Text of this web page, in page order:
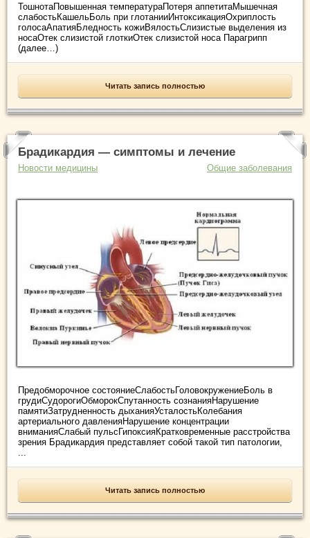
ТошнотаПовышенная температураПотеря аппетитаМышечная
слабостьКашельБоль при глотанииИнтоксикацияОхриплость
голосаАпатияБледность кожиВялостьСлизистые выделения из
носаОтек слизистой глоткиОтек слизистой носа Парагрипп
(далее…)
Читать запись полностью
Брадикардия — симптомы и лечение
Новости медицины Общие заболевания
Предобморочное состояниеСлабостьГоловокружениеБоль в
грудиСудорогиОбморокСпутанность сознанияНарушение
памятиЗатрудненность дыханияУсталостьКолебания
артериального давленияНарушение концентрации
вниманияСлабый пульсГипоксияКратковременные расстройства
зрения Брадикардия представляет собой такой тип патологии,
Читать запись полностью